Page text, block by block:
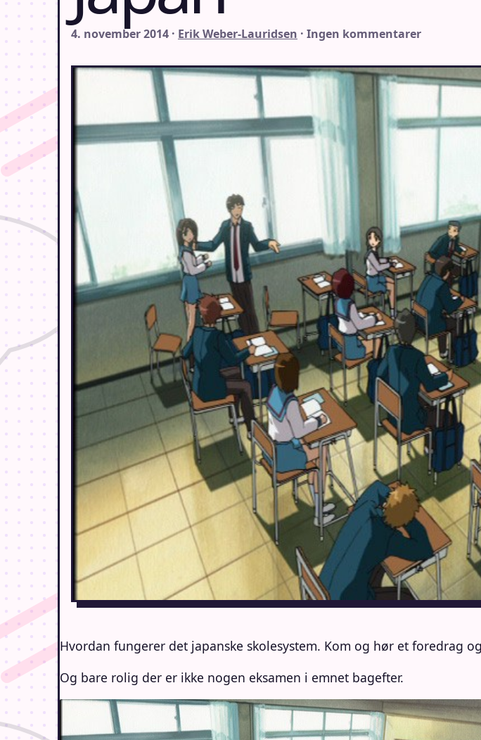
4. november 2014 · Erik Weber-Lauridsen · Ingen kommentarer
Hvordan fungerer det japanske skolesystem. Kom og hør et foredrag
Og bare rolig der er ikke nogen eksamen i emnet bagefter.